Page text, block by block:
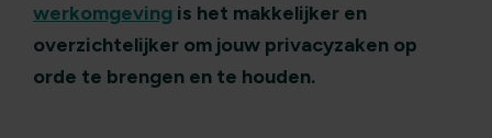
werkomgeving is het makkelijker en
overzichtelijker om jouw privacyzaken op
orde te brengen en te houden.